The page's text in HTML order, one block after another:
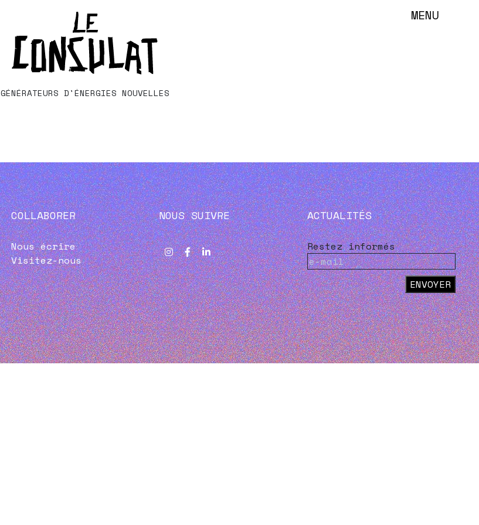
MENU
GÉNÉRATEURS D'ÉNERGIES NOUVELLES
COLLABORER
Nous écrire
Visitez-nous
NOUS SUIVRE ACTUALITÉS
Restez informés
ENVOYER